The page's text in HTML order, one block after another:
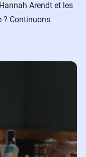
Arendt et les
? Continuons